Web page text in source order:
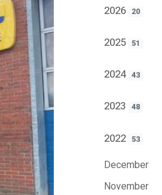
2026 20
2025 51
2024 43
2023 48
2022 53
December
November